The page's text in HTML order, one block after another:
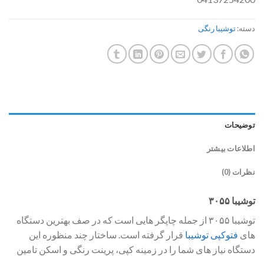
دسته:توشیبا رنگی
توضیحات
اطلاعات بیشتر
نظرات (0)
توشیبا ۳۰۵۵
توشیبا ۳۰۵۵ از جمله چاپگر هایی است که در صف بهترین دستگاه
های فتوکپی توشیبا قرار گرفته است. ساختار چند منظوره این
دستگاه نیاز های شما را در زمینه کپی، پرینت رنگی و اسکن تامین